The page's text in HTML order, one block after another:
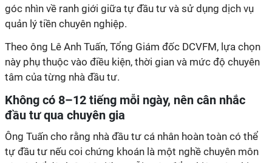
góc nhìn về ranh giới giữa tự đầu tư và sử dụng dịch vụ
quản lý tiền chuyên nghiệp.
Theo ông Lê Anh Tuấn, Tổng Giám đốc DCVFM, lựa chọn
này phụ thuộc vào điều kiện, thời gian và mức độ chuyên
tâm của từng nhà đầu tư.
Không có 8–12 tiếng mỗi ngày, nên cân nhắc
đầu tư qua chuyên gia
Ông Tuấn cho rằng nhà đầu tư cá nhân hoàn toàn có thể
tự đầu tư nếu coi chứng khoán là một nghề chuyên môn